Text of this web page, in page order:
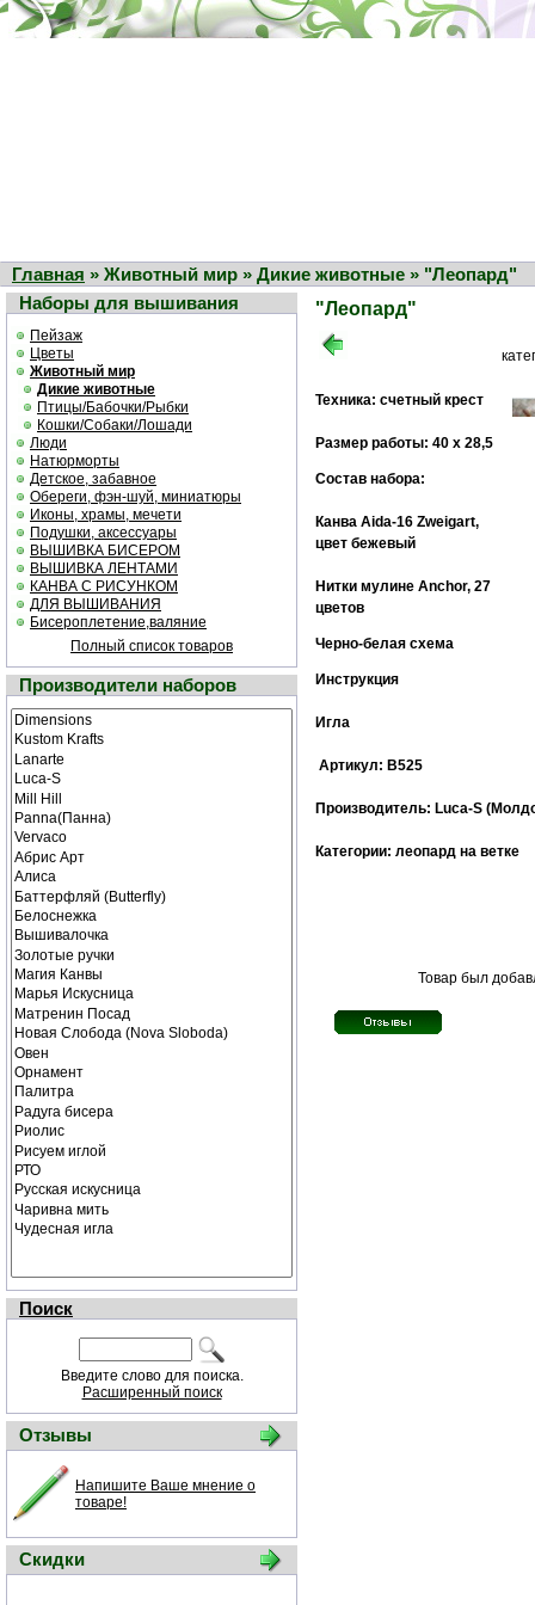
Главная » Животный мир » Дикие животные » "Леопард"
Наборы для вышивания
Пейзаж
Цветы
Животный мир
Дикие животные
Птицы/Бабочки/Рыбки
Кошки/Собаки/Лошади
Люди
Натюрморты
Детское, забавное
Обереги, фэн-шуй, миниатюры
Иконы, храмы, мечети
Подушки, аксессуары
ВЫШИВКА БИСЕРОМ
ВЫШИВКА ЛЕНТАМИ
КАНВА С РИСУНКОМ
ДЛЯ ВЫШИВАНИЯ
Бисероплетение,валяние
Полный список товаров
Производители наборов
Поиск
Введите слово для поиска.
Расширенный поиск
Отзывы
Напишите Ваше мнение о
товаре!
Скидки
"Леопард"
Техника: счетный крест
Размер работы: 40 х 28,5
Состав набора:
Канва Aida-16 Zweigart,
цвет бежевый
Нитки мулине Anchor, 27
цветов
Черно-белая схема
Инструкция
Игла
Артикул: В525
Производитель: Luca-S (М
Категории: леопард на ветке
Товар был